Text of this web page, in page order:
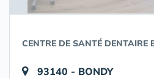
CENTRE DE SANTÉ DENTAIRE
93140 - BONDY